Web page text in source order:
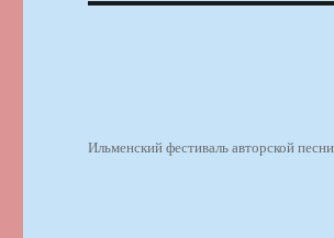
Ильменский фестиваль авторской песни